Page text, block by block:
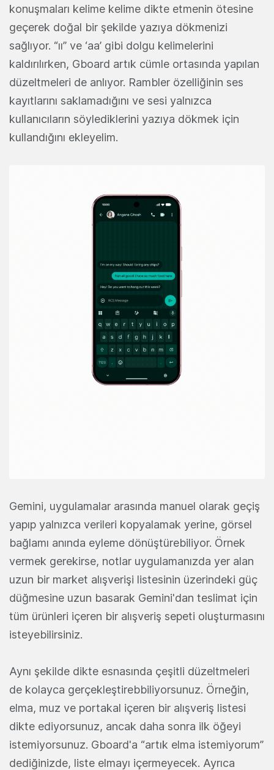
konuşmaları kelime kelime dikte etmenin ötesine
geçerek doğal bir şekilde yazıya dökmenizi
sağlıyor. “ıı” ve ‘aa’ gibi dolgu kelimelerini
kaldırılırken, Gboard artık cümle ortasında yapılan
düzeltmeleri de anlıyor. Rambler özelliğinin ses
kayıtlarını saklamadığını ve sesi yalnızca
kullanıcıların söylediklerini yazıya dökmek için
kullandığını ekleyelim.
Gemini, uygulamalar arasında manuel olarak geçiş
yapıp yalnızca verileri kopyalamak yerine, görsel
bağlamı anında eyleme dönüştürebiliyor. Örnek
vermek gerekirse, notlar uygulamanızda yer alan
uzun bir market alışverişi listesinin üzerindeki güç
düğmesine uzun basarak Gemini'dan teslimat için
tüm ürünleri içeren bir alışveriş sepeti oluşturmasını
isteyebilirsiniz.
Aynı şekilde dikte esnasında çeşitli düzeltmeleri
de kolayca gerçekleştirebbiliyorsunuz. Örneğin,
elma, muz ve portakal içeren bir alışveriş listesi
dikte ediyorsunuz, ancak daha sonra ilk öğeyi
istemiyorsunuz. Gboard'a “artık elma istemiyorum”
dediğinizde, liste elmayı içermeyecek. Ayrıca